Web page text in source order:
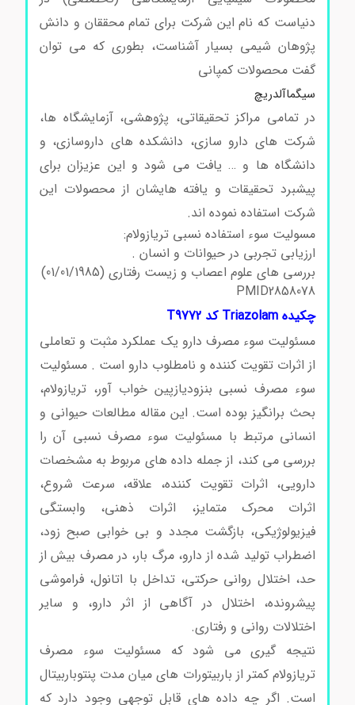
دنیاست که نام این شرکت برای تمام محققان و دانش
پژوهان شیمی بسیار آشناست، بطوری که می توان
گفت محصولات کمپانی
سیگماآلدریچ
در تمامی مراکز تحقیقاتی، پژوهشی، آزمایشگاه ها،
شرکت های دارو سازی، دانشکده های داروسازی، و
دانشگاه ها و … یافت می شود و این عزیزان برای
پیشبرد تحقیقات و یافته هایشان از محصولات این
شرکت استفاده نموده اند.
مسولیت سوء استفاده نسبی تریازولام:
ارزیابی تجربی در حیوانات و انسان .
بررسی های علوم اعصاب و زیست رفتاری (01/01/1985)
PMID2858078
چکیده Triazolam کد T9772
مسئولیت سوء مصرف دارو یک عملکرد مثبت و تعاملی
از اثرات تقویت کننده و نامطلوب دارو است . مسئولیت
سوء مصرف نسبی بنزودیازپین خواب آور، تریازولام،
بحث برانگیز بوده است. این مقاله مطالعات حیوانی و
انسانی مرتبط با مسئولیت سوء مصرف نسبی آن را
بررسی می کند، از جمله داده های مربوط به مشخصات
دارویی، اثرات تقویت کننده، علاقه، سرعت شروع،
اثرات محرک متمایز، اثرات ذهنی، وابستگی
فیزیولوژیکی، بازگشت مجدد و بی خوابی صبح زود،
اضطراب تولید شده از دارو، مرگ بار، در مصرف بیش از
حد، اختلال روانی حرکتی، تداخل با اتانول، فراموشی
پیشرونده، اختلال در آگاهی از اثر دارو، و سایر
اختلالات روانی و رفتاری.
نتیجه گیری می شود که مسئولیت سوء مصرف
تریازولام کمتر از باربیتورات های میان مدت پنتوباربیتال
است. اگر چه داده های قابل توجهی وجود دارد که